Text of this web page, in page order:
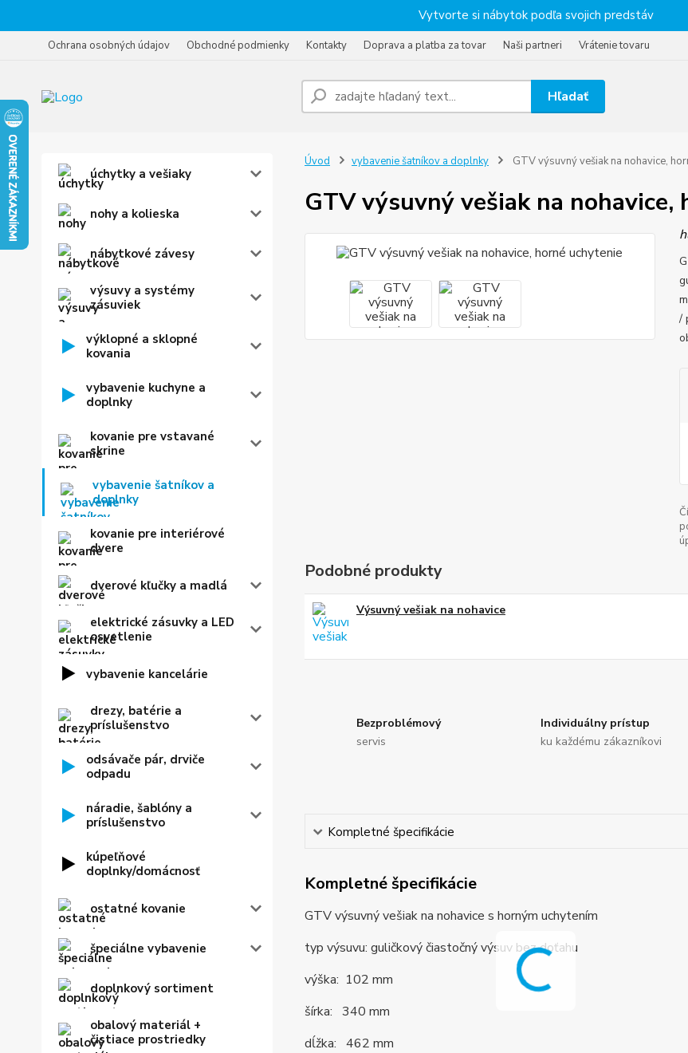
Vytvorte si nábytok podľa svojich predstáv
Ochrana osobných údajov Obchodné podmienky Kontakty Doprava a platba za tovar Naši partneri Vrátenie tovaru
Hľadať
úchytky a vešiaky
nohy a kolieska
nábytkové závesy
výsuvy a systémy
zásuviek
výklopné a sklopné
kovania
vybavenie kuchyne a
doplnky
kovanie pre vstavané
skrine
vybavenie šatníkov a
doplnky
kovanie pre interiérové
dvere
dverové kľučky a madlá
elektrické zásuvky a LED
osvetlenie
vybavenie kancelárie
drezy, batérie a
príslušenstvo
odsávače pár, drviče
odpadu
náradie, šablóny a
príslušenstvo
kúpeľňové
doplnky/domácnosť
ostatné kovanie
špeciálne vybavenie
doplnkový sortiment
obalový materiál +
čistiace prostriedky
Úvod vybavenie šatníkov a doplnky GTV výsuvný vešiak na nohavice,
GTV výsuvný vešiak na nohavice,
/
Podobné produkty
Výsuvný vešiak na nohavice
Bezproblémový
servis
Individuálny prístup
ku každému zákazníkovi
Kompletné špecifikácie
Kompletné špecifikácie
GTV výsuvný vešiak na nohavice s horným uchytením
typ výsuvu: guličkový čiastočný výsuv bez doťahu
výška: 102 mm
šírka: 340 mm
dĺžka: 462 mm